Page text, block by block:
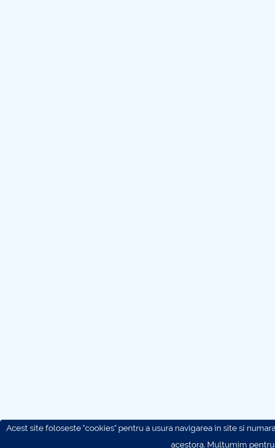
Acest site foloseste "cookies" pentru a usura navigarea in site si
acestora. Multumim